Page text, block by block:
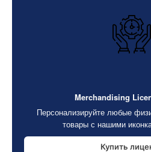
Merchandising
Персонализируйте любые
товары с нашими
Купить